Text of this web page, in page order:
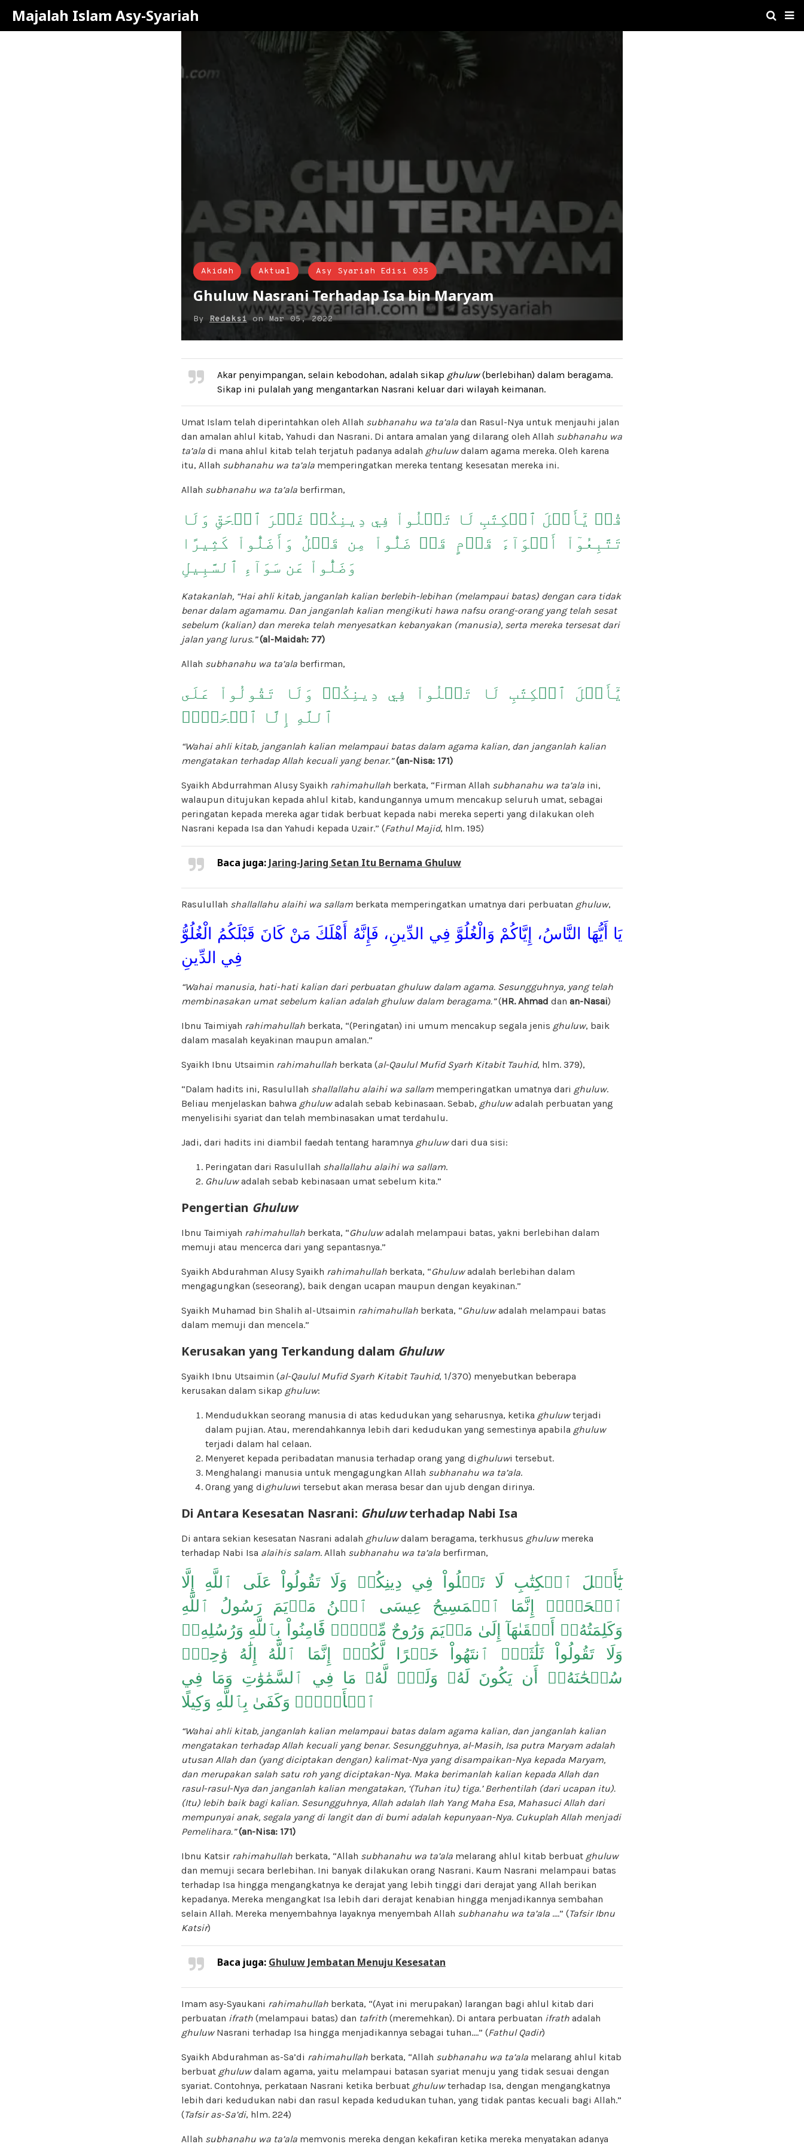
Majalah Islam Asy-Syariah
Akidah Aktual Asy Syariah Edisi 035
Ghuluw Nasrani Terhadap Isa bin Maryam
By RedaksionMar 05, 2022
Akar penyimpangan, selain kebodohan, adalah sikap ghuluw(berlebihan) dalam beragama.
Sikap ini pulalah yang mengantarkan Nasrani keluar dari wilayah keimanan.
Umat Islam telah diperintahkan oleh Allah subhanahu wa ta’ala dan Rasul-Nya untuk menjauhi jalan
dan amalan ahlul kitab, Yahudi dan Nasrani. Di antara amalan yang dilarang oleh Allah subhanahu wa
ta’ala di mana ahlul kitab telah terjatuh padanya adalah ghuluwdalam agama mereka. Oleh karena
itu, Allah subhanahu wa ta’ala memperingatkan mereka tentang kesesatan mereka ini.
Allah subhanahu wa ta’ala berfirman,
قُلۡ يَٰٓأَهۡلَ ٱلۡكِتَٰبِ لَا تَغۡلُواْ فِي دِينِكُمۡ غَيۡرَ ٱلۡحَقِّ وَلَا
تَتَّبِعُوٓاْ أَهۡوَآءَ قَوۡمٍ قَدۡ ضَلُّواْ مِن قَبۡلُ وَأَضَلُّواْ كَثِيرًا
وَضَلُّواْ عَن سَوَآءِ ٱلسَّبِيلِ
Katakanlah, “Hai ahli kitab, janganlah kalian berlebih-lebihan (melampaui batas) dengan cara tidak
benar dalam agamamu. Dan janganlah kalian mengikuti hawa nafsu orang-orang yang telah sesat
sebelum (kalian) dan mereka telah menyesatkan kebanyakan (manusia), serta mereka tersesat dari
jalan yang lurus.”(al-Maidah: 77)
Allah subhanahu wa ta’ala berfirman,
يَٰٓأَهۡلَ ٱلۡكِتَٰبِ لَا تَغۡلُواْ فِي دِينِكُمۡ وَلَا تَقُولُواْ عَلَى
ٱللَّهِ إِلَّا ٱلۡحَقَّۚ
“Wahai ahli kitab, janganlah kalian melampaui batas dalam agama kalian, dan janganlah kalian
mengatakan terhadap Allah kecuali yang benar.” (an-Nisa: 171)
Syaikh Abdurrahman Alusy Syaikh rahimahullah berkata, “Firman Allah subhanahu wa ta’ala ini,
walaupun ditujukan kepada ahlul kitab, kandungannya umum mencakup seluruh umat, sebagai
peringatan kepada mereka agar tidak berbuat kepada nabi mereka seperti yang dilakukan oleh
Nasrani kepada Isa dan Yahudi kepada Uzair.” (Fathul Majid, hlm. 195)
Baca juga: Jaring-Jaring Setan Itu Bernama Ghuluw
Rasulullah shallallahu alaihi wa sallam berkata memperingatkan umatnya dari perbuatan ghuluw,
يَا أَيُّهَا النَّاسُ، إِيَّاكُمْ وَالْغُلُوَّ فِي الدِّينِ، فَإِنَّهُ أَهْلَكَ مَنْ كَانَ قَبْلَكُمُ الْغُلُوُّ
فِي الدِّينِ
“Wahai manusia, hati-hati kalian dari perbuatan ghuluw dalam agama. Sesungguhnya, yang telah
membinasakan umat sebelum kalian adalah ghuluw dalam beragama.”(HR. Ahmad dan an-Nasai)
Ibnu Taimiyah rahimahullah berkata, “(Peringatan) ini umum mencakup segala jenis ghuluw, baik
dalam masalah keyakinan maupun amalan.”
Syaikh Ibnu Utsaimin rahimahullah berkata (al-Qaulul Mufid Syarh Kitabit Tauhid, hlm. 379),
“Dalam hadits ini, Rasulullah shallallahu alaihi wa sallam memperingatkan umatnya dari ghuluw.
Beliau menjelaskan bahwa ghuluwadalah sebab kebinasaan. Sebab, ghuluwadalah perbuatan yang
menyelisihi syariat dan telah membinasakan umat terdahulu.
Jadi, dari hadits ini diambil faedah tentang haramnya ghuluwdari dua sisi:
Peringatan dari Rasulullah shallallahu alaihi wa sallam.
Ghuluwadalah sebab kebinasaan umat sebelum kita.”
Pengertian Ghuluw
Ibnu Taimiyah rahimahullah berkata, “Ghuluwadalah melampaui batas, yakni berlebihan dalam
memuji atau mencerca dari yang sepantasnya.”
Syaikh Abdurahman Alusy Syaikh rahimahullah berkata, “Ghuluwadalah berlebihan dalam
mengagungkan (seseorang), baik dengan ucapan maupun dengan keyakinan.”
Syaikh Muhamad bin Shalih al-Utsaimin rahimahullah berkata, “Ghuluwadalah melampaui batas
dalam memuji dan mencela.”
Kerusakan yang Terkandung dalam Ghuluw
Syaikh Ibnu Utsaimin (al-Qaulul Mufid Syarh Kitabit Tauhid, 1/370) menyebutkan beberapa
kerusakan dalam sikap ghuluw:
Mendudukkan seorang manusia di atas kedudukan yang seharusnya, ketika ghuluwterjadi
dalam pujian. Atau, merendahkannya lebih dari kedudukan yang semestinya apabila ghuluw
terjadi dalam hal celaan.
Menyeret kepada peribadatan manusia terhadap orang yang dighuluwi tersebut.
Menghalangi manusia untuk mengagungkan Allah subhanahu wa ta’ala.
Orang yang dighuluwi tersebut akan merasa besar dan ujub dengan dirinya.
Di Antara Kesesatan Nasrani: Ghuluwterhadap Nabi Isa
Di antara sekian kesesatan Nasrani adalah ghuluwdalam beragama, terkhusus ghuluwmereka
terhadap Nabi Isa alaihis salam. Allah subhanahu wa ta’ala berfirman,
يَٰٓأَهۡلَ ٱلۡكِتَٰبِ لَا تَغۡلُواْ فِي دِينِكُمۡ وَلَا تَقُولُواْ عَلَى ٱللَّهِ إِلَّا
ٱلۡحَقَّۚ إِنَّمَا ٱلۡمَسِيحُ عِيسَى ٱبۡنُ مَرۡيَمَ رَسُولُ ٱللَّهِ
وَكَلِمَتُهُۥٓ أَلۡقَىٰهَآ إِلَىٰ مَرۡيَمَ وَرُوحٌ مِّنۡهُۖ فَ‍َٔامِنُواْ بِٱللَّهِ وَرُسُلِهِۦۖ
وَلَا تَقُولُواْ ثَلَٰثَةٌۚ ٱنتَهُواْ خَيۡرًا لَّكُمۡۚ إِنَّمَا ٱللَّهُ إِلَٰهُ وَٰحِدٌۖ
سُبۡحَٰنَهُۥٓ أَن يَكُونَ لَهُۥ وَلَدٌۘ لَّهُۥ مَا فِي ٱلسَّمَٰوَٰتِ وَمَا فِي
ٱلۡأَرۡضِۗ وَكَفَىٰ بِٱللَّهِ وَكِيلًا
“Wahai ahli kitab, janganlah kalian melampaui batas dalam agama kalian, dan janganlah kalian
mengatakan terhadap Allah kecuali yang benar. Sesungguhnya, al-Masih, Isa putra Maryam adalah
utusan Allah dan (yang diciptakan dengan) kalimat-Nya yang disampaikan-Nya kepada Maryam,
dan merupakan salah satu roh yang diciptakan-Nya. Maka berimanlah kalian kepada Allah dan
rasul-rasul-Nya dan janganlah kalian mengatakan, ‘(Tuhan itu) tiga.’ Berhentilah (dari ucapan itu).
(Itu) lebih baik bagi kalian. Sesungguhnya, Allah adalah Ilah Yang Maha Esa, Mahasuci Allah dari
mempunyai anak, segala yang di langit dan di bumi adalah kepunyaan-Nya. Cukuplah Allah menjadi
Pemelihara.”(an-Nisa: 171)
Ibnu Katsir rahimahullah berkata, “Allah subhanahu wa ta’ala melarang ahlul kitab berbuat ghuluw
dan memuji secara berlebihan. Ini banyak dilakukan orang Nasrani. Kaum Nasrani melampaui batas
terhadap Isa hingga mengangkatnya ke derajat yang lebih tinggi dari derajat yang Allah berikan
kepadanya. Mereka mengangkat Isa lebih dari derajat kenabian hingga menjadikannya sembahan
selain Allah. Mereka menyembahnya layaknya menyembah Allah subhanahu wa ta’ala ….” (Tafsir Ibnu
Katsir)
Baca juga: Ghuluw Jembatan Menuju Kesesatan
Imam asy-Syaukani rahimahullah berkata, “(Ayat ini merupakan) larangan bagi ahlul kitab dari
perbuatan ifrath (melampaui batas) dan tafrith (meremehkan). Di antara perbuatan ifrath adalah
ghuluwNasrani terhadap Isa hingga menjadikannya sebagai tuhan….” (Fathul Qadir)
Syaikh Abdurahman as-Sa’di rahimahullah berkata, “Allah subhanahu wa ta’ala melarang ahlul kitab
berbuat ghuluwdalam agama, yaitu melampaui batasan syariat menuju yang tidak sesuai dengan
syariat. Contohnya, perkataan Nasrani ketika berbuat ghuluwterhadap Isa, dengan mengangkatnya
lebih dari kedudukan nabi dan rasul kepada kedudukan tuhan, yang tidak pantas kecuali bagi Allah.”
(Tafsir as-Sa’di, hlm. 224)
Allah subhanahu wa ta’ala memvonis mereka dengan kekafiran ketika mereka menyatakan adanya